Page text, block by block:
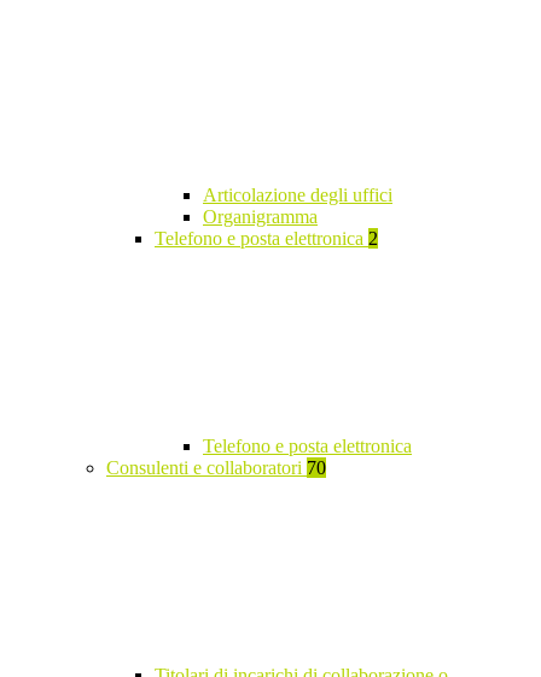
Articolazione degli uffici
Organigramma
Telefono e posta elettronica 2
Telefono e posta elettronica
Consulenti e collaboratori 70